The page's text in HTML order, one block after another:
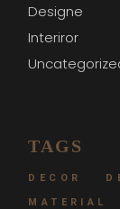
Designe
Interiror
TAGS
DECOR
MATERIAL